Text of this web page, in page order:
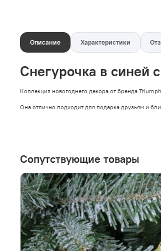
Описание Характеристики
Снегурочка в синей
Коллекция новогоднего декора от бренда
Она отлично подходит для подарка друзьям и
Сопутствующие товары